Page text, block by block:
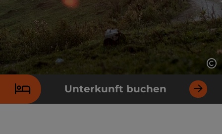
Unterkunft buchen